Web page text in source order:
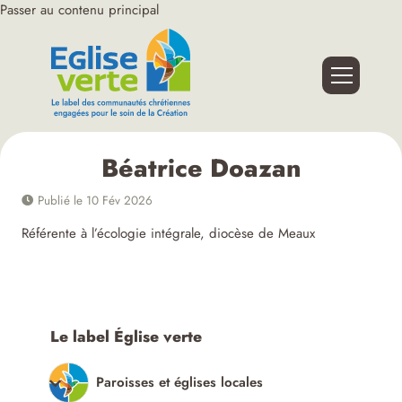
Passer au contenu principal
Le label Église verte
Paroisses et églises locales
Béatrice Doazan
Publié le 10 Fév 2026
Référente à l’écologie intégrale, diocèse de Meaux